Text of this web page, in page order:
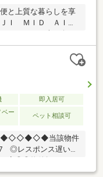
と上質な暮らしを享
ＪＩ ＭＩＤ ＡＩ
超のワイドバルコニ
。２０２６年２月完
り、住空間は新築同
駐、厳重なセキュリ
ながら、静穏と品格
。
即入居可
ベー
ペット相談可
当該物件
◎レスポンス遅いと
安◎◎物件探し・ま
とからなんでも・い